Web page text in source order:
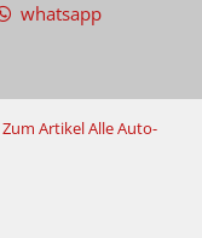
whatsapp
Zum ArtikelAlle Auto-